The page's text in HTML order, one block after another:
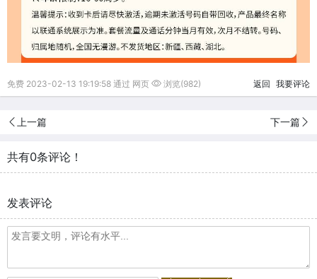
免费 2023-02-13 19:19:58 通过 网页 浏览(982) 返回 我要评论
上一篇 下一篇
共有0条评论！
发表评论